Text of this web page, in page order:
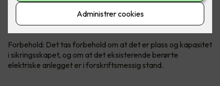
Installasjon av ny kurs 16A, inkludert stikkontakt og kabel på
inntil 15 meter.
Forbehold: Det tas forbehold om at det er plass og kapasitet
i sikringsskapet, og om at det eksisterende berørte
elektriske anlegget er i forskriftsmessig stand.